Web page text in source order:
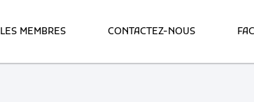
LES MEMBRES CONTACTEZ-NOUS